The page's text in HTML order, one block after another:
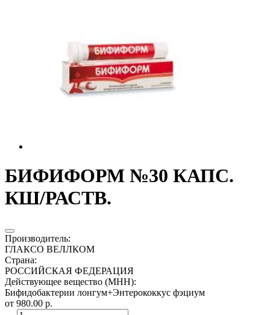
БИФИФОРМ №30 КАПС.
КШ/РАСТВ.
Производитель:
ГЛАКСО ВЕЛЛКОМ
Страна:
РОССИЙСКАЯ ФЕДЕРАЦИЯ
Действующее вещество (МНН):
Бифидобактерии лонгум+Энтерококкус фэциум
от 980.00 р.